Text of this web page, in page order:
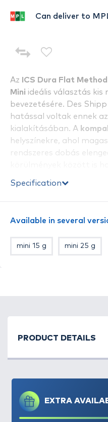
Az ICS Dura Flat
Mini ideális választás kis
bevezetésére. Des
hatással voltak ennek
kialakításában. A
helyszínekre, ahol
rendszeres dobás
etetőanyagot a vízbe
- kompakt kialakítás
- pontosan elhelyezett,
Specification
Available in several
mini 15 g mini 25 g
Can deliver to
EXTRA
PRODUCT DETAILS